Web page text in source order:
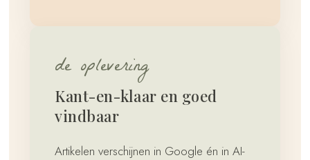
de oplevering
Kant-en-klaar en goed
vindbaar
Artikelen verschijnen in Google én in AI-